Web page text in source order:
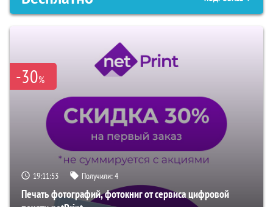
-30%
19:11:52 Получили:4
Печать фотографий, фотокниг от сервиса цифровой